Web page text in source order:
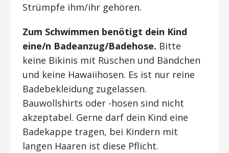
Strümpfe ihm/ihr gehören.
Zum Schwimmen benötigt dein Kind
eine/n Badeanzug/Badehose. Bitte
keine Bikinis mit Rüschen und Bändchen
und keine Hawaiihosen. Es ist nur reine
Badebekleidung zugelassen.
Bauwollshirts oder -hosen sind nicht
akzeptabel. Gerne darf dein Kind eine
Badekappe tragen, bei Kindern mit
langen Haaren ist diese Pflicht.